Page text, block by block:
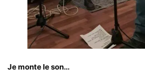
Je monte le son…